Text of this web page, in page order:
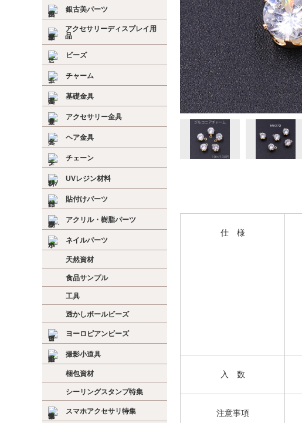
銀古美パーツ
アクセサリーディスプレイ用
品
ビーズ
チャーム
基礎金具
アクセサリー金具
ヘア金具
チェーン
UVレジン材料
貼付けパーツ
アクリル・樹脂パーツ
ネイルパーツ
天然資材
食品サンプル
工具
透かしボールビーズ
ヨーロピアンビーズ
撮影小道具
梱包資材
シーリングスタンプ特集
スマホアクセサリ特集
仕 様
入 数
注意事項